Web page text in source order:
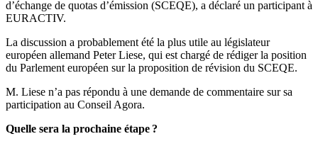
d’échange de quotas d’émission (SCEQE), a déclaré un participant à
EURACTIV.
La discussion a probablement été la plus utile au législateur
européen allemand Peter Liese, qui est chargé de rédiger la position
du Parlement européen sur la proposition de révision du SCEQE.
M. Liese n’a pas répondu à une demande de commentaire sur sa
participation au Conseil Agora.
Quelle sera la prochaine étape ?